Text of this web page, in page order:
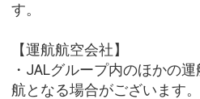
す。
【運航航空会社】
・JALグループ内のほかの
航となる場合がございます。